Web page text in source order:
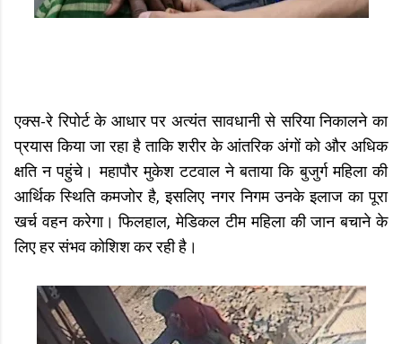
एक्स-रे रिपोर्ट के आधार पर अत्यंत सावधानी से सरिया निकालने का
प्रयास किया जा रहा है ताकि शरीर के आंतरिक अंगों को और अधिक
क्षति न पहुंचे। महापौर मुकेश टटवाल ने बताया कि बुजुर्ग महिला की
आर्थिक स्थिति कमजोर है, इसलिए नगर निगम उनके इलाज का पूरा
खर्च वहन करेगा। फिलहाल, मेडिकल टीम महिला की जान बचाने के
लिए हर संभव कोशिश कर रही है।